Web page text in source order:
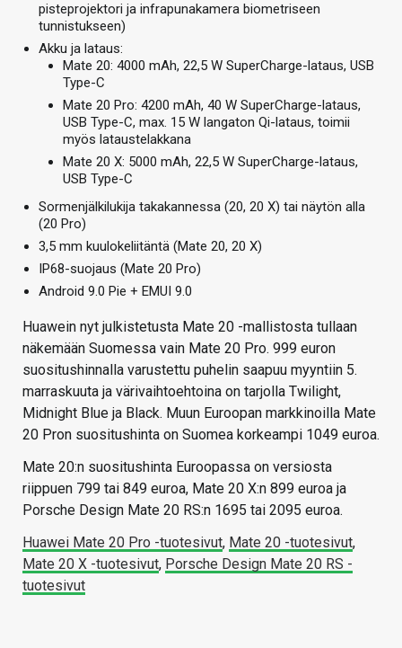
pisteprojektori ja infrapunakamera biometriseen
tunnistukseen)
Akku ja lataus:
Mate 20: 4000 mAh, 22,5 W SuperCharge-lataus, USB
Type-C
Mate 20 Pro: 4200 mAh, 40 W SuperCharge-lataus,
USB Type-C, max. 15 W langaton Qi-lataus, toimii
myös lataustelakkana
Mate 20 X: 5000 mAh, 22,5 W SuperCharge-lataus,
USB Type-C
Sormenjälkilukija takakannessa (20, 20 X) tai näytön alla
(20 Pro)
3,5 mm kuulokeliitäntä (Mate 20, 20 X)
IP68-suojaus (Mate 20 Pro)
Android 9.0 Pie + EMUI 9.0
Huawein nyt julkistetusta Mate 20 -mallistosta tullaan
näkemään Suomessa vain Mate 20 Pro. 999 euron
suositushinnalla varustettu puhelin saapuu myyntiin 5.
marraskuuta ja värivaihtoehtoina on tarjolla Twilight,
Midnight Blue ja Black. Muun Euroopan markkinoilla Mate
20 Pron suositushinta on Suomea korkeampi 1049 euroa.
Mate 20:n suositushinta Euroopassa on versiosta
riippuen 799 tai 849 euroa, Mate 20 X:n 899 euroa ja
Porsche Design Mate 20 RS:n 1695 tai 2095 euroa.
Huawei Mate 20 Pro -tuotesivut, Mate 20 -tuotesivut,
Mate 20 X -tuotesivut, Porsche Design Mate 20 RS -
tuotesivut